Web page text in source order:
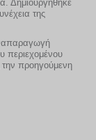
Δημιουργήθηκε
της
περιεχομένου
προηγούμενη